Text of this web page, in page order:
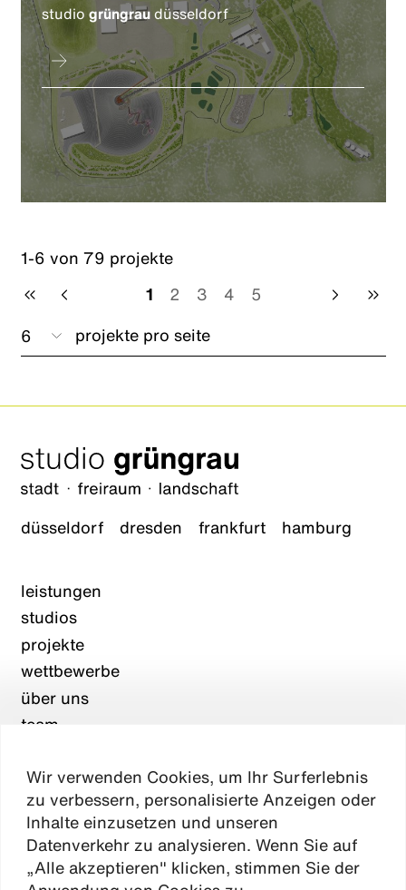
Wir verwenden Cookies, um Ihr Surferlebnis
zu verbessern, personalisierte Anzeigen oder
Inhalte einzusetzen und unseren
Datenverkehr zu analysieren. Wenn Sie auf
„Alle akzeptieren" klicken, stimmen Sie der
studiogrüngraudüsseldorf
1-6 von 79 projekte
1
2 3 4
5
projekte pro seite
düsseldorf dresden frankfurt hamburg
leistungen
studios
projekte
wettbewerbe
über uns
team
aktuelles
kontakt